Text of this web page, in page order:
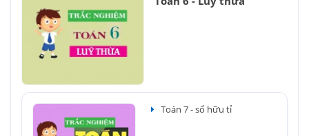
Toán 7 - số hữu tỉ